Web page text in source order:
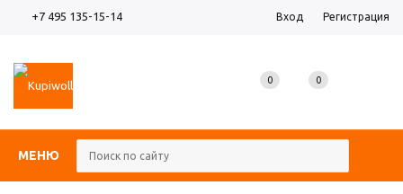
+7 495 135-15-14 Вход Регистрация
МЕНЮ
0 0